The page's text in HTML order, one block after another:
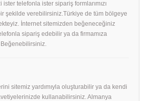
telefonla ister sipariş formlarımızı
şekilde verebilirsiniz.Türkiye de tüm bölgeye
İnternet sitemizden beğeneceğiniz
sipariş edebilir ya da firmamıza
sitemiz yardımıyla oluşturabilir ya da kendi
kullanabilirsiniz. Almanya